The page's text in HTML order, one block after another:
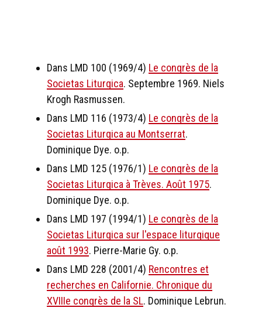
Dans LMD 100 (1969/4) Le congrès de la
Societas Liturgica. Septembre 1969. Niels
Krogh Rasmussen.
Dans LMD 116 (1973/4) Le congrès de la
Societas Liturgica au Montserrat.
Dominique Dye. o.p.
Dans LMD 125 (1976/1) Le congrès de la
Societas Liturgica à Trèves. Août 1975.
Dominique Dye. o.p.
Dans LMD 197 (1994/1) Le congrès de la
Societas Liturgica sur l'espace liturgique
août 1993. Pierre-Marie Gy. o.p.
Dans LMD 228 (2001/4) Rencontres et
recherches en Californie. Chronique du
XVIIIe congrès de la SL. Dominique Lebrun.